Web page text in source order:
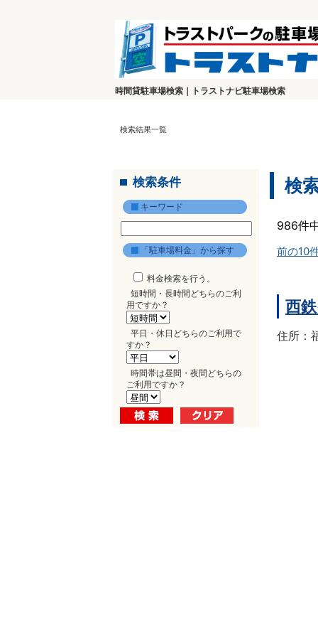
時間貸駐車場検索｜トラストナビ駐車場検索
検索結果一覧
検索条件
キーワード
「駐車場料金」から探す
料金検索を行う。
短時間・長時間どちらのご利
用ですか？
平日・休日どちらのご利用で
すか？
時間帯は昼間・夜間どちらの
ご利用ですか？
検
986件
前の10
西
住所：